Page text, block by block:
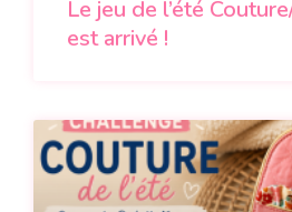
Le jeu de l’été
est arrivé !